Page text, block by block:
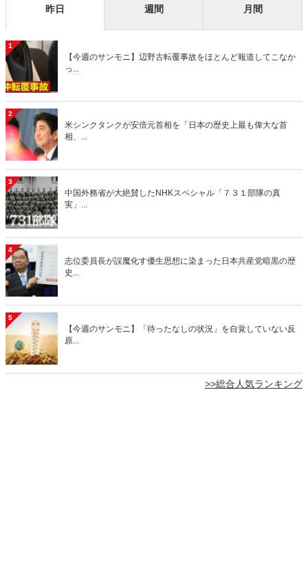
昨日 週間 月間
1
【今週のサンモニ】辺野古転覆事故をほとんど報道してこなか
っ...
2
米シンクタンクが安倍元首相を「日本の歴史上最も偉大な首
相、...
3
中国外務省が大絶賛したNHKスペシャル「７３１部隊の真
実」...
4
志位委員長が誤魔化す優生思想に染まった日本共産党暗黒の歴
史...
5
【今週のサンモニ】「待ったなしの状況」を自覚していない反
原...
>>総合人気ランキング